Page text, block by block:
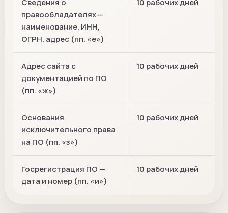
правообладателях —
наименование, ИНН,
ОГРН, адрес (пп. «е»)
Адрес сайта с
документацией по ПО
(пп. «ж»)
10 рабочих дней
Основания
исключительного права
на ПО (пп. «з»)
10 рабочих дней
Госрегистрация ПО —
дата и номер (пп. «и»)
10 рабочих дней